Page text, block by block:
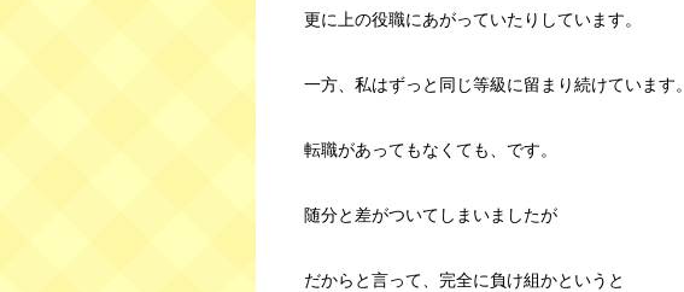
更に上の役職にあがっていたりしています。
一方、私はずっと同じ等級に留まり続けています。
転職があってもなくても、です。
随分と差がついてしまいましたが
だからと言って、完全に負け組かというと